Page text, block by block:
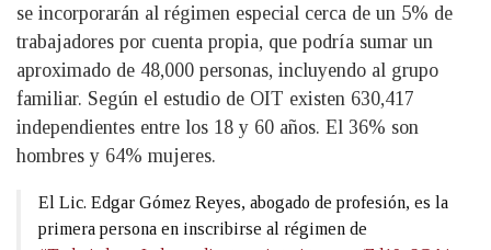
se incorporarán al régimen especial cerca de un 5% de
trabajadores por cuenta propia, que podría sumar un
aproximado de 48,000 personas, incluyendo al grupo
familiar. Según el estudio de OIT existen 630,417
independientes entre los 18 y 60 años. El 36% son
hombres y 64% mujeres.
El Lic. Edgar Gómez Reyes, abogado de profesión, es la
primera persona en inscribirse al régimen de